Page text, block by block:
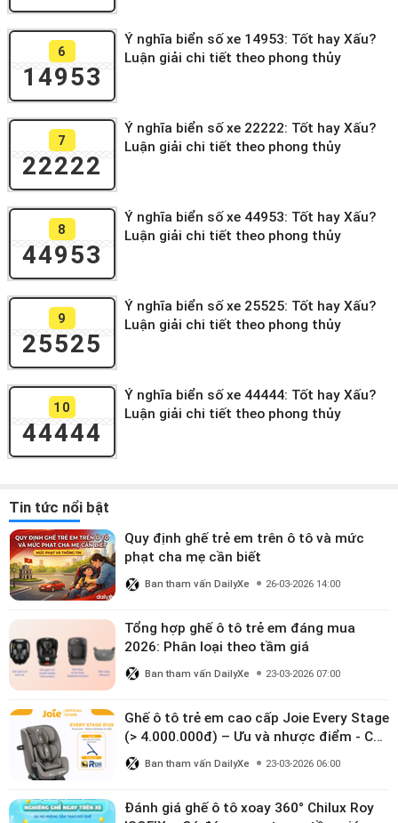
6
14953
Ý nghĩa biển số xe 14953: Tốt hay Xấu?
Luận giải chi tiết theo phong thủy
7
22222
Ý nghĩa biển số xe 22222: Tốt hay Xấu?
Luận giải chi tiết theo phong thủy
8
44953
Ý nghĩa biển số xe 44953: Tốt hay Xấu?
Luận giải chi tiết theo phong thủy
9
25525
Ý nghĩa biển số xe 25525: Tốt hay Xấu?
Luận giải chi tiết theo phong thủy
10
44444
Ý nghĩa biển số xe 44444: Tốt hay Xấu?
Luận giải chi tiết theo phong thủy
Tin tức nổi bật
Quy định ghế trẻ em trên ô tô và mức
phạt cha mẹ cần biết
Ban tham vấn DailyXe 26-03-2026 14:00
Tổng hợp ghế ô tô trẻ em đáng mua
2026: Phân loại theo tầm giá
Ban tham vấn DailyXe 23-03-2026 07:00
Ghế ô tô trẻ em cao cấp Joie Every Stage
(> 4.000.000đ) – Ưu và nhược điểm - Có
đáng đầu tư cho bé từ 0–12 tuổi?
Ban tham vấn DailyXe 23-03-2026 06:00
Đánh giá ghế ô tô xoay 360° Chilux Roy